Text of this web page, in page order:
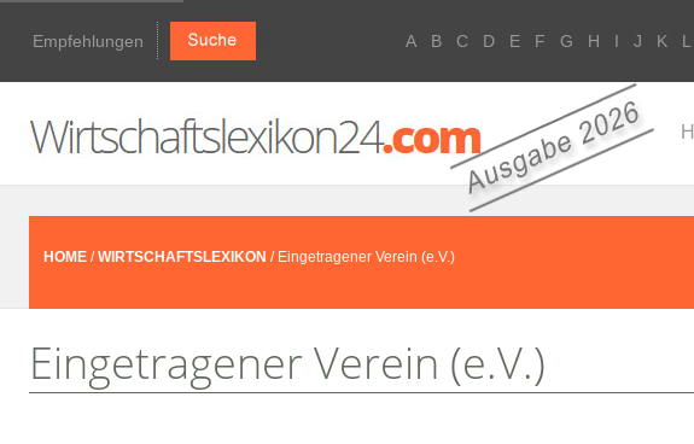
Empfehlungen A B C D E F G H I J K L
HOME /WIRTSCHAFTSLEXIKON / Eingetragener Verein (e.V.)
Eingetragener Verein (e.V.)